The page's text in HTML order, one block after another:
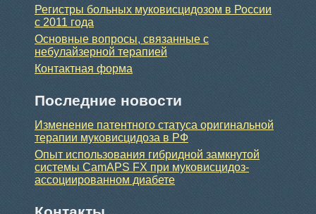
Регистры больных муковисцидозом в России
с 2011 года
Основные вопросы, связанные с
небулайзерной терапией
Контактная форма
Последние новости
Изменение патентного статуса оригинальной
терапии муковисцидоза в РФ
Опыт использования гибридной замкнутой
системы CamAPS FX при муковисцидоз-
ассоциированном диабете